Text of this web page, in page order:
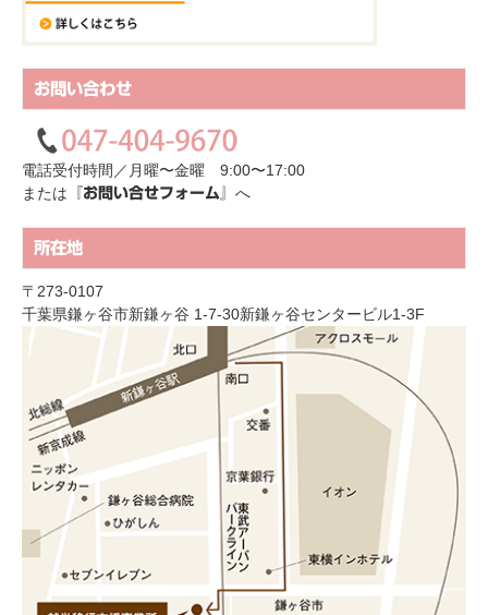
お問い合わせ
電話受付時間／月曜〜金曜 9:00〜17:00
または 『お問い合せフォーム』 へ
所在地
〒273-0107
千葉県鎌ヶ谷市新鎌ヶ谷 1-7-30新鎌ヶ谷センタービル1-3F